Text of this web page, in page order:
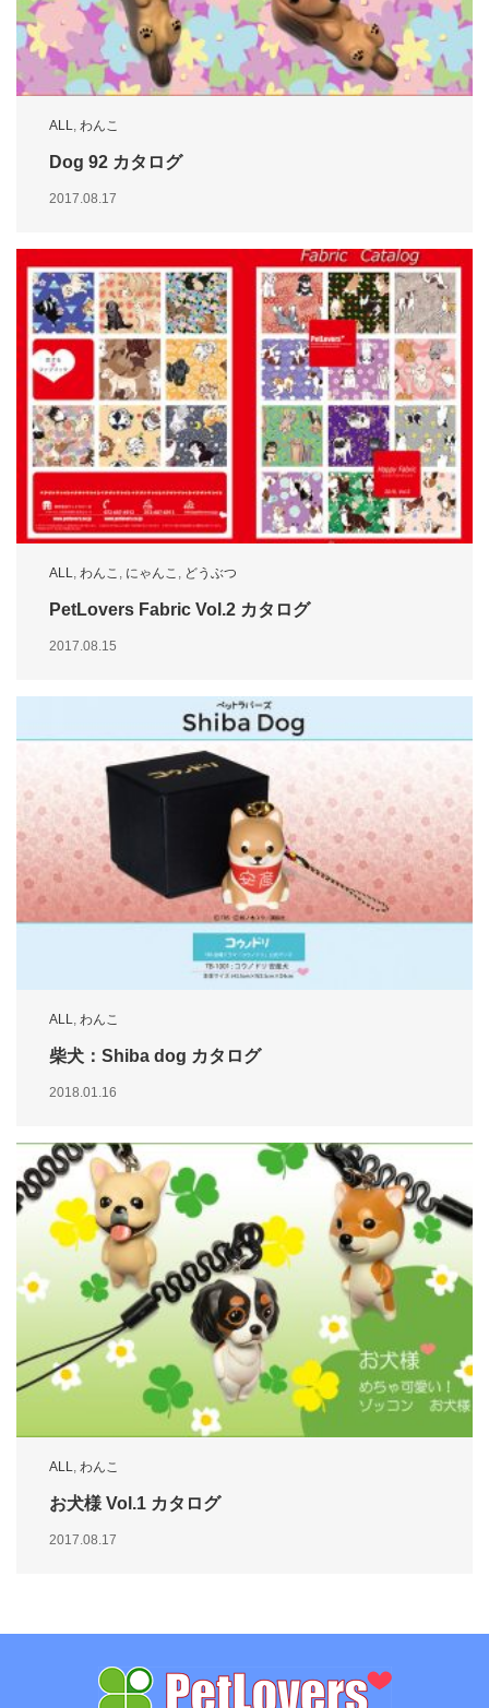
ALL, わんこ
Dog 92 カタログ
2017.08.17
ALL わんこ にゃんこ どうぶつ
PetLovers Fabric Vol.2 カタログ
2017.08.15
ALL, わんこ
柴犬：Shiba dog カタログ
2018.01.16
ALL, わんこ
お犬様 Vol.1 カタログ
2017.08.17